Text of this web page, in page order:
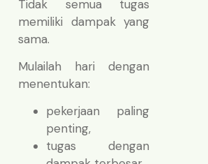
Tidak semua tugas
memiliki dampak yang
sama.
Mulailah hari dengan
menentukan:
pekerjaan paling
penting,
tugas dengan